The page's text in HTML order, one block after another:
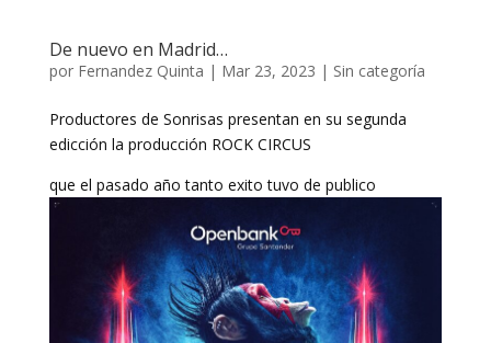
De nuevo en Madrid…
por Fernandez Quinta | Mar 23, 2023 | Sin categoría
Productores de Sonrisas presentan en su segunda
edicción la producción ROCK CIRCUS
que el pasado año tanto exito tuvo de publico